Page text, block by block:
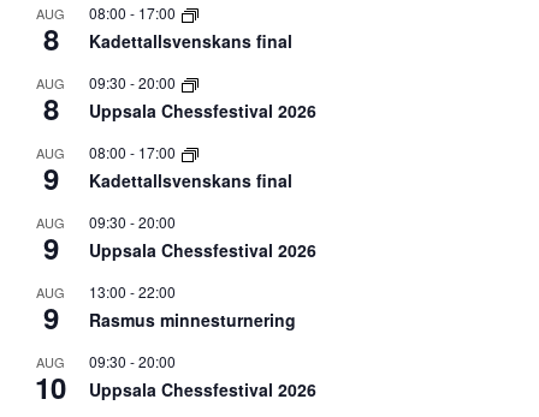
AUG
8
08:00 - 17:00
Kadettallsvenskans final
AUG
8
09:30 -20:00
Uppsala Chessfestival 2026
AUG
9
08:00 - 17:00
Kadettallsvenskans final
AUG
9
09:30 -20:00
Uppsala Chessfestival 2026
AUG
9
13:00 -22:00
Rasmus minnesturnering
AUG
10
09:30 -20:00
Uppsala Chessfestival 2026